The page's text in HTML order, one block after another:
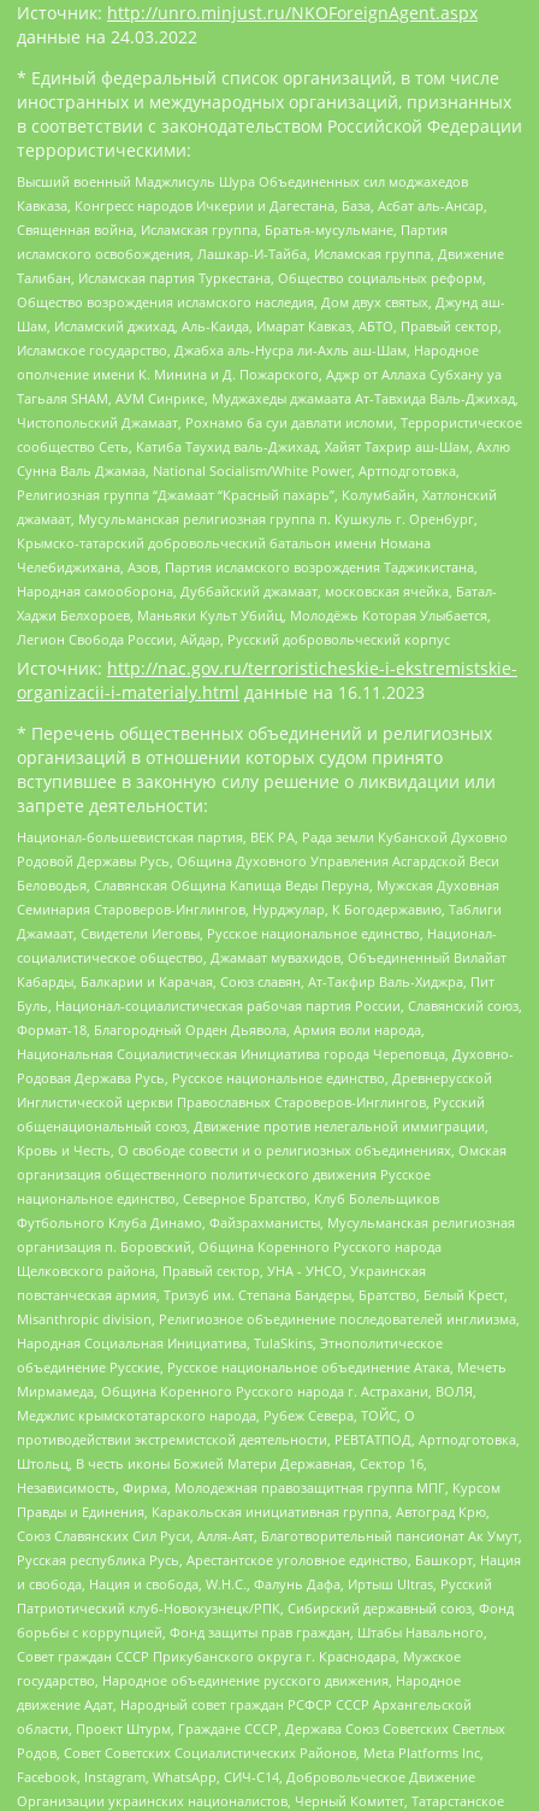
Источник: http://unro.minjust.ru/NKOForeignAgent.aspx
данные на 24.03.2022
* Единый федеральный список организаций, в том числе
иностранных и международных организаций, признанных
в соответствии с законодательством Российской Федерации
террористическими:
Высший военный Маджлисуль Шура Объединенных сил моджахедов
Кавказа, Конгресс народов Ичкерии и Дагестана, База, Асбат аль-Ансар,
Священная война, Исламская группа, Братья-мусульмане, Партия
исламского освобождения, Лашкар-И-Тайба, Исламская группа, Движение
Талибан, Исламская партия Туркестана, Общество социальных реформ,
Общество возрождения исламского наследия, Дом двух святых, Джунд аш-
Шам, Исламский джихад, Аль-Каида, Имарат Кавказ, АБТО, Правый сектор,
Исламское государство, Джабха аль-Нусра ли-Ахль аш-Шам, Народное
ополчение имени К. Минина и Д. Пожарского, Аджр от Аллаха Субхану уа
Тагьаля SHAM, АУМ Синрике, Муджахеды джамаата Ат-Тавхида Валь-Джихад,
Чистопольский Джамаат, Рохнамо ба суи давлати исломи, Террористическое
сообщество Сеть, Катиба Таухид валь-Джихад, Хайят Тахрир аш-Шам, Ахлю
Сунна Валь Джамаа, National Socialism/White Power, Артподготовка,
Религиозная группа “Джамаат “Красный пахарь”, Колумбайн, Хатлонский
джамаат, Мусульманская религиозная группа п. Кушкуль г. Оренбург,
Крымско-татарский добровольческий батальон имени Номана
Челебиджихана, Азов, Партия исламского возрождения Таджикистана,
Народная самооборона, Дуббайский джамаат, московская ячейка, Батал-
Хаджи Белхороев, Маньяки Культ Убийц, Молодёжь Которая Улыбается,
Легион Свобода России, Айдар, Русский добровольческий корпус
Источник: http://nac.gov.ru/terroristicheskie-i-ekstremistskie-
organizacii-i-materialy.html данные на 16.11.2023
* Перечень общественных объединений и религиозных
организаций в отношении которых судом принято
вступившее в законную силу решение о ликвидации или
запрете деятельности:
Национал-большевистская партия, ВЕК РА, Рада земли Кубанской Духовно
Родовой Державы Русь, Община Духовного Управления Асгардской Веси
Беловодья, Славянская Община Капища Веды Перуна, Мужская Духовная
Семинария Староверов-Инглингов, Нурджулар, К Богодержавию, Таблиги
Джамаат, Свидетели Иеговы, Русское национальное единство, Национал-
социалистическое общество, Джамаат мувахидов, Объединенный Вилайат
Кабарды, Балкарии и Карачая, Союз славян, Ат-Такфир Валь-Хиджра, Пит
Буль, Национал-социалистическая рабочая партия России, Славянский союз,
Формат-18, Благородный Орден Дьявола, Армия воли народа,
Национальная Социалистическая Инициатива города Череповца, Духовно-
Родовая Держава Русь, Русское национальное единство, Древнерусской
Инглистической церкви Православных Староверов-Инглингов, Русский
общенациональный союз, Движение против нелегальной иммиграции,
Кровь и Честь, О свободе совести и о религиозных объединениях, Омская
организация общественного политического движения Русское
национальное единство, Северное Братство, Клуб Болельщиков
Футбольного Клуба Динамо, Файзрахманисты, Мусульманская религиозная
организация п. Боровский, Община Коренного Русского народа
Щелковского района, Правый сектор, УНА - УНСО, Украинская
повстанческая армия, Тризуб им. Степана Бандеры, Братство, Белый Крест,
Misanthropic division, Религиозное объединение последователей инглиизма,
Народная Социальная Инициатива, TulaSkins, Этнополитическое
объединение Русские, Русское национальное объединение Атака, Мечеть
Мирмамеда, Община Коренного Русского народа г. Астрахани, ВОЛЯ,
Меджлис крымскотатарского народа, Рубеж Севера, ТОЙС, О
противодействии экстремистской деятельности, РЕВТАТПОД, Артподготовка,
Штольц, В честь иконы Божией Матери Державная, Сектор 16,
Независимость, Фирма, Молодежная правозащитная группа МПГ, Курсом
Правды и Единения, Каракольская инициативная группа, Автоград Крю,
Союз Славянских Сил Руси, Алля-Аят, Благотворительный пансионат Ак Умут,
Русская республика Русь, Арестантское уголовное единство, Башкорт, Нация
и свобода, Нация и свобода, W.H.С., Фалунь Дафа, Иртыш Ultras, Русский
Патриотический клуб-Новокузнецк/РПК, Сибирский державный союз, Фонд
борьбы с коррупцией, Фонд защиты прав граждан, Штабы Навального,
Совет граждан СССР Прикубанского округа г. Краснодара, Мужское
государство, Народное объединение русского движения, Народное
движение Адат, Народный совет граждан РСФСР СССР Архангельской
области, Проект Штурм, Граждане СССР, Держава Союз Советских Светлых
Родов, Совет Советских Социалистических Районов, Meta Platforms Inc,
Facebook, Instagram, WhatsApp, СИЧ-С14, Добровольческое Движение
Организации украинских националистов, Черный Комитет, Татарстанское